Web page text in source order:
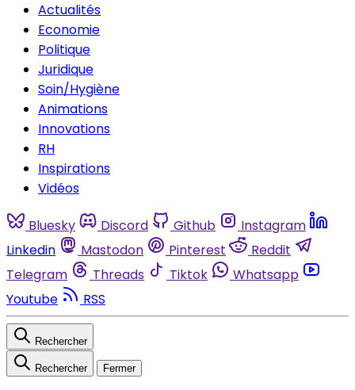
Actualités
Economie
Politique
Juridique
Soin/Hygiène
Animations
Innovations
RH
Inspirations
Vidéos
Bluesky Discord Github
Instagram
Linkedin
Mastodon Pinterest
Reddit
Telegram
Threads Tiktok
Whatsapp
Youtube
RSS
Rechercher
Rechercher Fermer